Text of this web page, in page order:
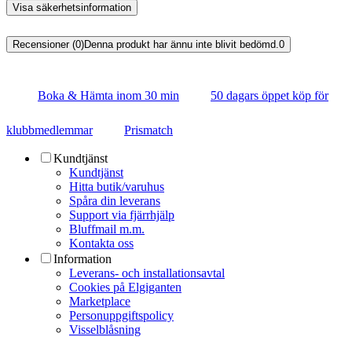
Visa säkerhetsinformation
Recensioner (0)Denna produkt har ännu inte blivit bedömd. 0
Boka & Hämta inom 30 min 50 dagars öppet köp för
klubbmedlemmar Prismatch
Kundtjänst
Kundtjänst
Hitta butik/varuhus
Spåra din leverans
Support via fjärrhjälp
Bluffmail m.m.
Kontakta oss
Information
Leverans- och installationsavtal
Cookies på Elgiganten
Marketplace
Personuppgiftspolicy
Visselblåsning